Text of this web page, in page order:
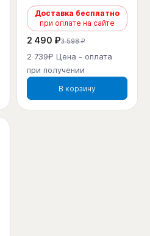
Доставка бесплатно
при оплате на сайте
2 490 ₽3 598 ₽
2 739₽ Цена - оплата
при получении
В корзину